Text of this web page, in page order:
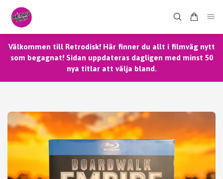
Välkommen till Retrodisk! Här finner du allt i filmväg nytt
som begagnat! Sidan uppdateras dagligen med minst 50
nya titlar att välja bland.